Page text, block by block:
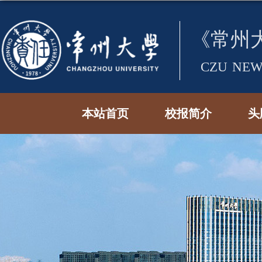
本站首页 校报简介